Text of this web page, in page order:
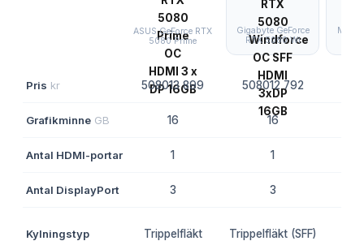
ASUS GeForce RTX
5080 Prime
Gigabyte GeForce
RTX 5080 Wi
MSI
Pris kr 508013 899 508012 792
Grafikminne GB 16 16
Antal HDMI-portar 1 1
Antal DisplayPort 3 3
Kylningstyp Trippelfläkt Trippelfläkt (SFF)